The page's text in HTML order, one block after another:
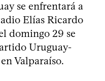
se enfrentará a
Elías Ricardo
domingo 29 se
Uruguay-
Valparaíso.